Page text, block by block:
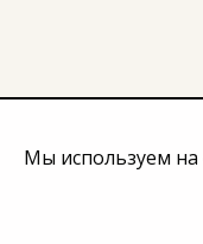
Мы используем на